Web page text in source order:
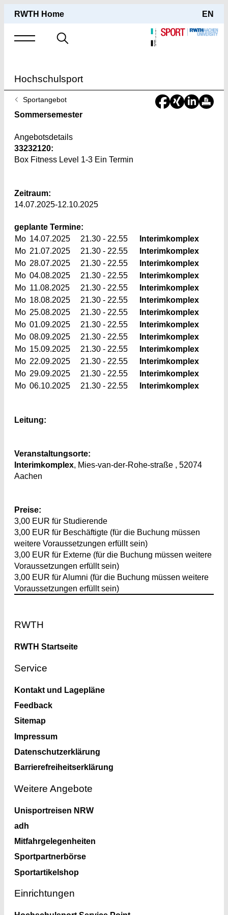
RWTH Home EN
Suche
Hochschulsport
Sie
sind
hier:
Sportangebot
Sommersemester
Angebotsdetails
33232120:
Box Fitness Level 1-3 Ein Termin
Zeitraum:
14.07.2025-12.10.2025
geplante Termine:
Mo 14.07.2025 21.30 - 22.55
Interimkomplex
Mo 21.07.2025 21.30 - 22.55
Interimkomplex
Mo 28.07.2025 21.30 - 22.55
Interimkomplex
Mo 04.08.2025 21.30 - 22.55
Interimkomplex
Mo 11.08.2025 21.30 - 22.55
Interimkomplex
Mo 18.08.2025 21.30 - 22.55
Interimkomplex
Mo 25.08.2025 21.30 - 22.55
Interimkomplex
Mo 01.09.2025 21.30 - 22.55
Interimkomplex
Mo 08.09.2025 21.30 - 22.55
Interimkomplex
Mo 15.09.2025 21.30 - 22.55
Interimkomplex
Mo 22.09.2025 21.30 - 22.55
Interimkomplex
Mo 29.09.2025 21.30 - 22.55
Interimkomplex
Mo 06.10.2025 21.30 - 22.55 Interimkomplex
Leitung:
Veranstaltungsorte:
Interimkomplex, Mies-van-der-Rohe-straße , 52074
Aachen
Preise:
3,00 EUR für Studierende
3,00 EUR für Beschäftigte (für die Buchung müssen
weitere Voraussetzungen erfüllt sein)
3,00 EUR für Externe (für die Buchung müssen weitere
Voraussetzungen erfüllt sein)
3,00 EUR für Alumni (für die Buchung müssen weitere
Voraussetzungen erfüllt sein)
RWTH
RWTH Startseite
Service
Kontakt und Lagepläne
Feedback
Sitemap
Impressum
Datenschutzerklärung
Barrierefreiheitserklärung
Weitere Angebote
Unisportreisen NRW
adh
Mitfahrgelegenheiten
Sportpartnerbörse
Sportartikelshop
Einrichtungen